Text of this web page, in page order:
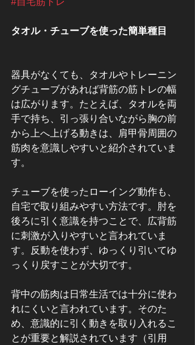
タオル・チューブを使った簡単種目
器具がなくても、タオルやトレーニン
グチューブがあれば背筋の筋トレの幅
は広がります。たとえば、タオルを両
手で持ち、引っ張り合いながら胸の前
から上へ上げる動きは、肩甲骨周囲の
筋肉を意識しやすいと紹介されていま
す。
チューブを使ったローイング動作も、
自宅で取り組みやすい方法です。肘を
後ろに引く意識を持つことで、広背筋
に刺激が入りやすいと言われていま
す。反動を使わず、ゆっくり引いてゆ
っくり戻すことが大切です。
背中の筋肉は日常生活では十分に使わ
れにくいと言われています。そのた
め、意識的に引く動きを取り入れるこ
とが重要と解説されています（引用